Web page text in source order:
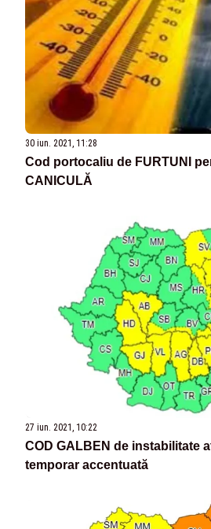
30 iun. 2021, 11:28
Cod portocaliu de FURTUNI
CANICULĂ
27 iun. 2021, 10:22
COD GALBEN de instabilitate
temporar accentuată